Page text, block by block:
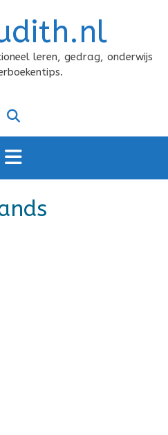
leren, gedrag, onderwijs